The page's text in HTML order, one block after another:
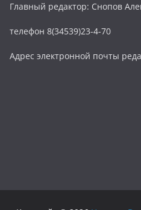
Главный редактор: Снопов
телефон 8(34539)23-4-70
Адрес электронной почты